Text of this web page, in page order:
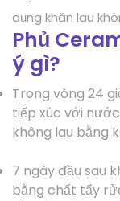
dụng khăn lau
Phủ
ý gì?
Trong vòng 24
tiếp xúc với
không lau bằng
7 ngày đầu sau
bằng chất tẩy